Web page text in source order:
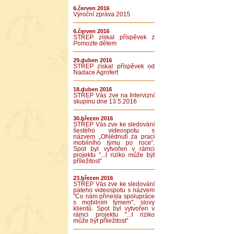
6.červen 2016
Výroční zpráva 2015
6.červen 2016
STŘEP získal příspěvek z
Pomozte dětem
29.duben 2016
STŘEP získal příspěvek od
Nadace Agrofert
18.duben 2016
STŘEP Vás zve na Intervizní
skupinu dne 13.5.2016
30.březen 2016
STŘEP Vás zve ke sledování
šestého videospotu s
názvem „Ohlédnutí za prací
mobilního týmu po roce“.
Spot byl vytvořen v rámci
projektu "...I riziko může být
příležitost"
23.březen 2016
STŘEP Vás zve ke sledování
páteho videospotu s názvem
"Co nám přinesla spolupráce
s mobilním týmem", slovy
klientů. Spot byl vytvořen v
rámci projektu "...I riziko
může být příležitost"